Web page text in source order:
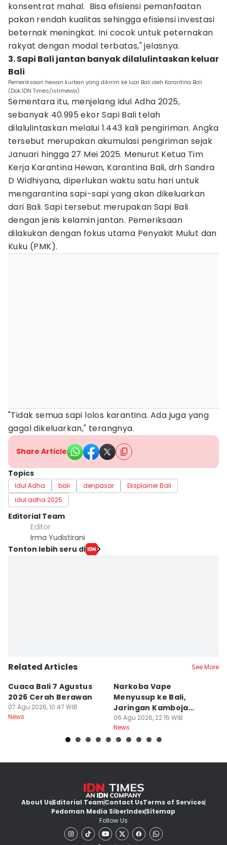
konsentrat mahal. Bisa efisiensi pemanfaatan
pakan rendah kualitas sehingga efisiensi investasi
beternak meningkat. Ini cocok untuk peternakan
rakyat dengan modal terbatas," jelasnya.
3. Sapi Bali jantan banyak dilalulintaskan keluar
Bali
Pemeriksaan hewan kurban yang dikirim ke luar Bali oleh Karantina Bali
(Dok.IDN Times/istimewa)
Sementara itu, menjelang Idul Adha 2025,
sebanyak 40.995 ekor Sapi Bali telah
dilalulintaskan melalui 1.443 kali pengiriman. Angka
tersebut merupakan akumulasi pengiriman sejak
Januari hingga 27 Mei 2025. Menurut Ketua Tim
Kerja Karantina Hewan, Karantina Bali, drh Sandra
D Widhiyana, diperlukan waktu satu hari untuk
mengarantina sapi-sapi yang akan dikeluarkan
dari Bali. Sapi tersebut merupakan Sapi Bali
dengan jenis kelamin jantan. Pemeriksaan
dilakukan dengan fokus utama Penyakit Mulut dan
Kuku (PMK).
"Tidak semua sapi lolos karantina. Ada juga yang
gagal dikeluarkan," terangnya.
Share Article
Topics
Idul Adha bali denpasar
Eksplainer Bali
idul adha 2025
Editorial Team
Editor
Irma Yudistirani
Tonton lebih seru di
Related Articles See More
Cuaca Bali 7 Agustus
2026 Cerah Berawan
07 Agu 2026, 10:47 WIB
News
Narkoba Vape
Menyusup ke Bali,
Jaringan Kamboja
Terbongkar
06 Agu 2026, 22:15 WIB
News
About UsEditorial TeamContact UsTerms of Services
Pedoman Media SiberIndexSitemap
Follow Us